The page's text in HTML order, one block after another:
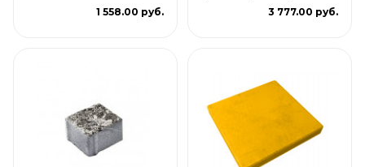
1 558.00 руб. 3 777.00 руб.